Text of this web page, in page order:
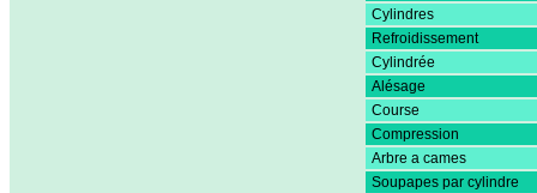
Cylindres
Refroidissement
Cylindrée
Alésage
Course
Compression
Arbre a cames
Soupapes par cylindre